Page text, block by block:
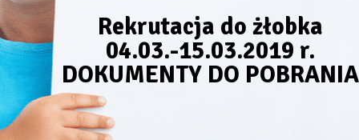
Rekrutacja do żłobka
04.03.-15.03.2019 r.
DOKUMENTY DO POBRANIA